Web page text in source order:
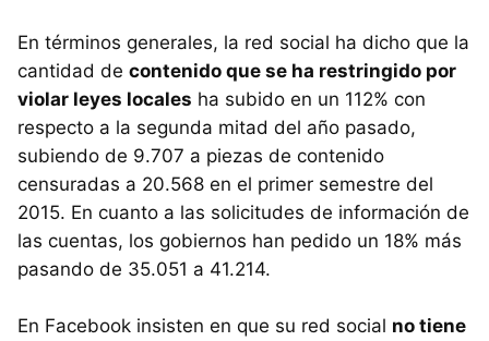
En términos generales, la red social ha dicho que la
cantidad de contenido que se ha restringido por
violar leyes locales ha subido en un 112% con
respecto a la segunda mitad del año pasado,
subiendo de 9.707 a piezas de contenido
censuradas a 20.568 en el primer semestre del
2015. En cuanto a las solicitudes de información de
las cuentas, los gobiernos han pedido un 18% más
pasando de 35.051 a 41.214.
En Facebook insisten en que su red social no tiene